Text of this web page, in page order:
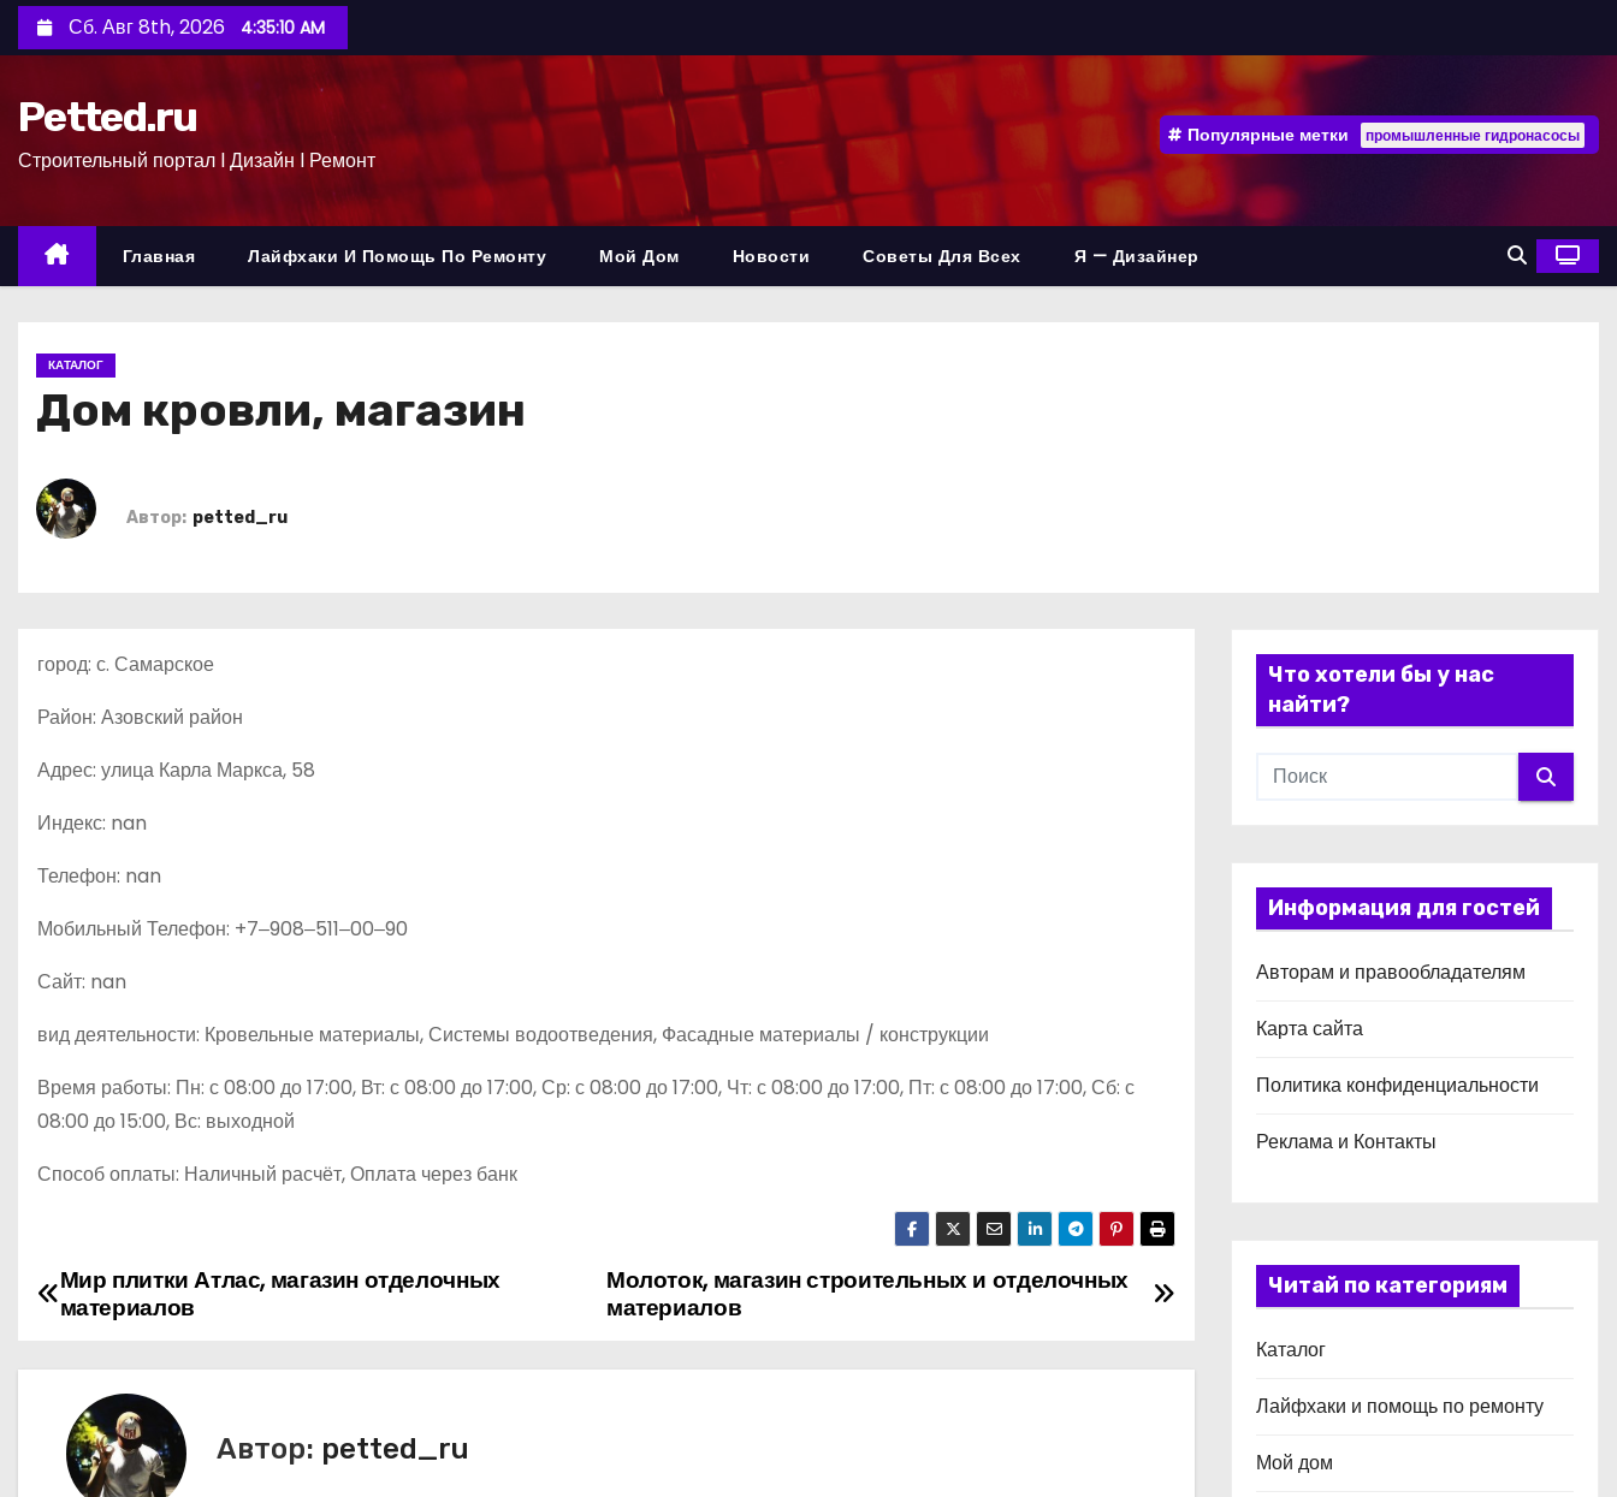
е
с
Сб. Авг 8th, 2026 4:35:11 AM
Petted.ru
Строительный портал l Дизайн l Ремонт
Популярные метки промышленные гидронасосы
Главная Лайфхаки И Помощь По Ремонту Мой Дом Новости Советы Для Всех Я — Дизайнер
КАТАЛОГ
Дом кровли, магазин
Автор: petted_ru
город: с. Самарское
Район: Азовский район
Адрес: улица Карла Маркса, 58
Индекс: nan
Телефон: nan
Мобильный Телефон: +7‒908‒511‒00‒90
Сайт: nan
вид деятельности: Кровельные материалы, Системы водоотведения, Фасадные материалы / конструкции
Время работы: Пн: с 08:00 до 17:00, Вт: с 08:00 до 17:00, Ср: с 08:00 до 17:00, Чт: с 08:00 до 17:00, Пт: с 08:00 до 17:00, Сб: с
08:00 до 15:00, Вс: выходной
Способ оплаты: Наличный расчёт, Оплата через банк
Н
Молоток, магазин строительных и отделочных
материалов
Мир плитки Атлас, магазин отделочных
материалов
Автор: petted_ru
Что хотели бы у нас
найти?
Информация для гостей
Авторам и правообладателям
Карта сайта
Политика конфиденциальности
Реклама и Контакты
Читай по категориям
Каталог
Лайфхаки и помощь по ремонту
Мой дом